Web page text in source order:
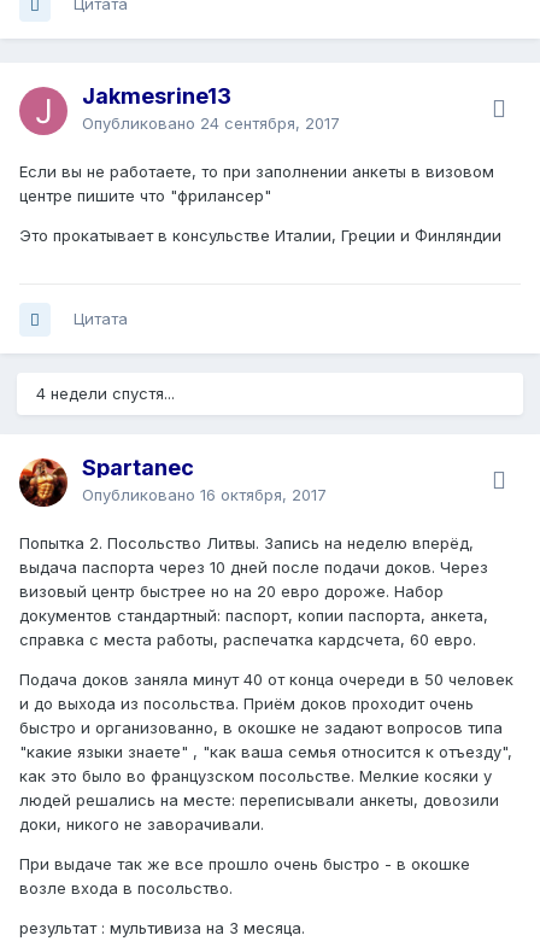
Цитата
Jakmesrine13
Опубликовано 24 сентября, 2017
Если вы не работаете, то при заполнении анкеты в визовом
центре пишите что "фрилансер"
Это прокатывает в консульстве Италии, Греции и Финляндии
Цитата
4 недели спустя...
Spartanec
Опубликовано 16 октября, 2017
Попытка 2. Посольство Литвы. Запись на неделю вперёд,
выдача паспорта через 10 дней после подачи доков. Через
визовый центр быстрее но на 20 евро дороже. Набор
документов стандартный: паспорт, копии паспорта, анкета,
справка с места работы, распечатка кардсчета, 60 евро.
Подача доков заняла минут 40 от конца очереди в 50 человек
и до выхода из посольства. Приём доков проходит очень
быстро и организованно, в окошке не задают вопросов типа
"какие языки знаете" , "как ваша семья относится к отъезду",
как это было во французском посольстве. Мелкие косяки у
людей решались на месте: переписывали анкеты, довозили
доки, никого не заворачивали.
При выдаче так же все прошло очень быстро - в окошке
возле входа в посольство.
результат : мультивиза на 3 месяца.